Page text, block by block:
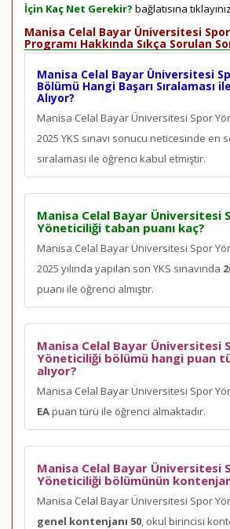
İçin Kaç Net Gerekir? bağlatısına tıklayınız
Manisa Celal Bayar Üniversitesi
Programı Hakkında Sıkça Sorulan
Manisa Celal Bayar Üniversitesi
Bölümü Hangi Başarı Sıralaması
Alıyor?
Manisa Celal Bayar Üniversitesi Spor
2025 YKS sınavı sonucu neticesinde en
sıralaması ile öğrenci kabul etmiştir.
Manisa Celal Bayar Üniversitesi
Yöneticiliği taban puanı kaç?
Manisa Celal Bayar Üniversitesi Spor
2025 yılında yapılan son YKS sınavında
puanı ile öğrenci almıştır.
Manisa Celal Bayar Üniversitesi
Yöneticiliği bölümü hangi puan
alıyor?
Manisa Celal Bayar Üniversitesi Spor
EApuan türü ile öğrenci almaktadır.
Manisa Celal Bayar Üniversitesi
Yöneticiliği bölümünün
Manisa Celal Bayar Üniversitesi Spor
genel kontenjanı 50, okul birincisi